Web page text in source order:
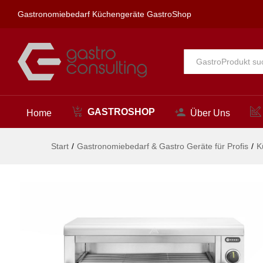
Gastronomiebedarf Küchengeräte GastroShop
Alle
Home GASTROSHOP Über Uns
Start / Gastronomiebedarf & Gastro Geräte für Profis /
Beschreibung